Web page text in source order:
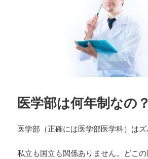
医学部は何年制なの？
医学部（正確には医学部医学科）はズ
私立も国立も関係ありません。どこ